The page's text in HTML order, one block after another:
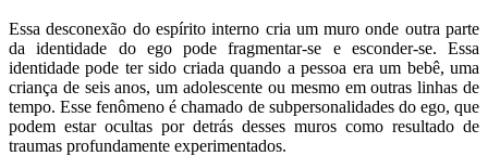
Essa desconexão do espírito interno cria um muro onde outra parte
da identidade do ego pode fragmentar-se e esconder-se. Essa
identidade pode ter sido criada quando a pessoa era um bebê, uma
criança de seis anos, um adolescente ou mesmo em outras linhas de
tempo. Esse fenômeno é chamado de subpersonalidades do ego, que
podem estar ocultas por detrás desses muros como resultado de
traumas profundamente experimentados.